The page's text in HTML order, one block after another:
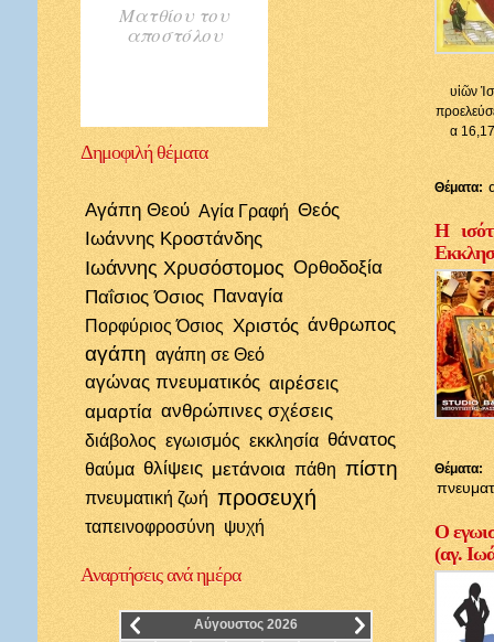
Ματθίου του
αποστόλου
Δημοφιλήθέματα
Αγάπη Θεού Αγία Γραφή Θεός
Ιωάννης Κροστάνδης
Ιωάννης Χρυσόστομος Ορθοδοξία
Παΐσιος Όσιος Παναγία
Πορφύριος Όσιος Χριστός άνθρωπος
αγάπη αγάπη σε Θεό
αγώνας πνευματικός αιρέσεις
αμαρτία ανθρώπινες σχέσεις
διάβολος εγωισμός εκκλησία θάνατος
θαύμα θλίψεις μετάνοια πάθη πίστη
πνευματική ζωή προσευχή
ταπεινοφροσύνη ψυχή
Αναρτήσειςανά ημέρα
__ Αύγουστος 2026 __
υἱῶν
α 16,17
Θέματα:
Η
Θέματα:
Ο
(αγ.